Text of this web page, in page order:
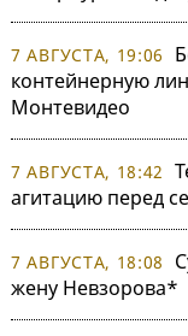
7 АВГУСТА, 19:06
контейнерную
Монтевидео
7 АВГУСТА, 18:42
агитацию перед
7 АВГУСТА, 18:08
жену Невзорова*